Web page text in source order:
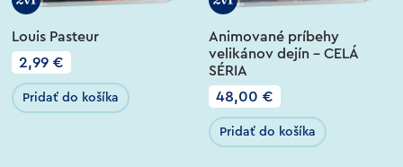
Louis Pasteur
2,99 €
Pridať do košíka
Animované príbehy
velikánov dejín – CELÁ
SÉRIA
48,00 €
Pridať do košíka